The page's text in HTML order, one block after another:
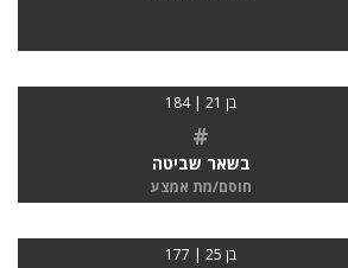
בן 21 | 184
#
בשאר שביטה
חוסם/מת אמצע
בן 25 | 177